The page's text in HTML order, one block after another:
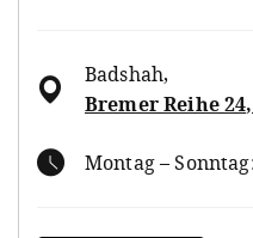
Badshah,
Bremer Reihe
Montag –